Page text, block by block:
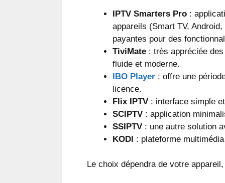
IPTV Smarters Pro :
appareils (Smart TV,
payantes pour des
TiviMate : très appréciée
fluide et moderne.
IBO Player : offre une
licence.
Flix IPTV : interface simple
SCIPTV : application
SSIPTV : une autre solution
KODI : plateforme
Le choix dépendra de votre